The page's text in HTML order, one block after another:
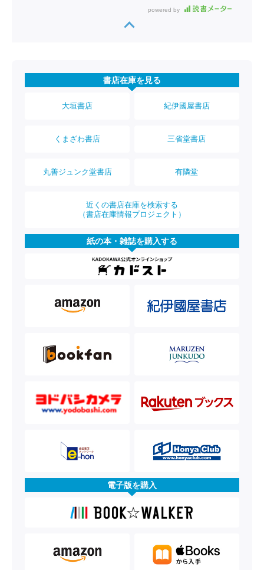
powered by
書店在庫を見る
大垣書店 紀伊國屋書店
くまざわ書店 三省堂書店
丸善ジュンク堂書店 有隣堂
近くの書店在庫を検索する
（書店在庫情報プロジェクト）
紙の本・雑誌を購入する
電子版を購入